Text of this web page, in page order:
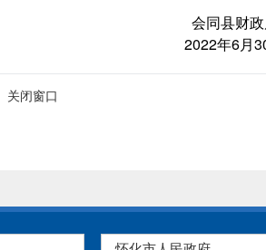
县财政
年6月30
关闭窗口